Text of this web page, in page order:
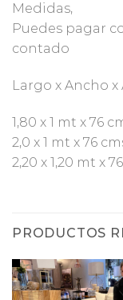
Medidas,
Puedes pagar
contado
Largo x Ancho x
1,80 x 1 mt x 76
2,0 x 1 mt x 76
2,20 x 1,20 mt x
PRODUCTOS